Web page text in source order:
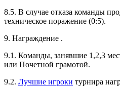
8.5. В случае отказа команды
техническое поражение (0:5).
9. Награждение .
9.1. Команды, занявшие 1,2,3
или Почетной грамотой.
9.2. Лучшие игроки турнира